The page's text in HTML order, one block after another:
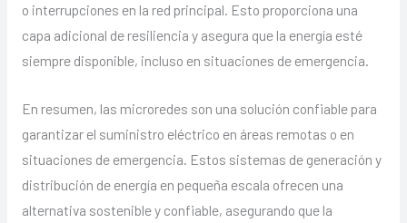
o interrupciones en la red principal. Esto proporciona una
capa adicional de resiliencia y asegura que la energía esté
siempre disponible, incluso en situaciones de emergencia.
En resumen, las microredes son una solución confiable para
garantizar el suministro eléctrico en áreas remotas o en
situaciones de emergencia. Estos sistemas de generación y
distribución de energía en pequeña escala ofrecen una
alternativa sostenible y confiable, asegurando que la